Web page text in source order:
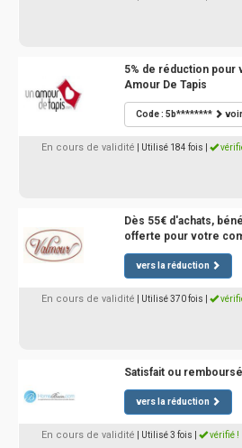
5% de réduction pour
Amour De Tapis
Code : 5b******** voir
En cours de validité | Utilisé 184 fois
Dès 55€ d'achats,
offerte pour votre
vers la réduction
En cours de validité | Utilisé 370 fois
Satisfait ou
vers la réduction
En cours de validité | Utilisé 3 fois vérifié !